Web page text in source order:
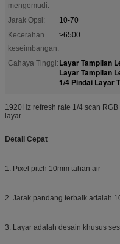
mengemudi:
Jarak Opsi:
10-70
Kecerahan
keseimbangan:
≥6500
Cahaya Tinggi: Layar Tampilan
Layar Tampilan
1/4 Pindai Layar
1920Hz refresh rate 1/4 scan
layar
Detail Cepat
1. Pixel pitch 10mm tahan air
2. Jarak pandang terbaik adalah
3. Layar adalah desain khusus